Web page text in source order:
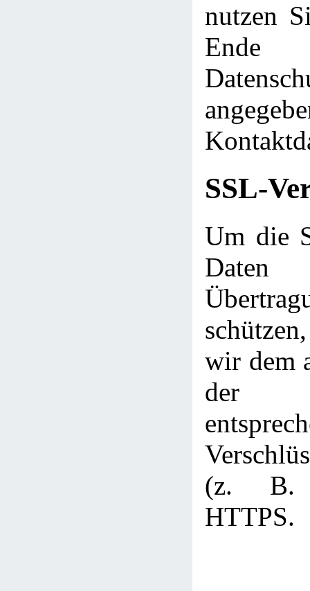
nutzen
SSL-
Um die
wir dem
der
(z. B.
HTTPS.